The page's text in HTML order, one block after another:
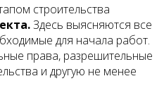
строительства
Здесь выясняются все
для начала работ.
права, разрешительные
и другую не менее